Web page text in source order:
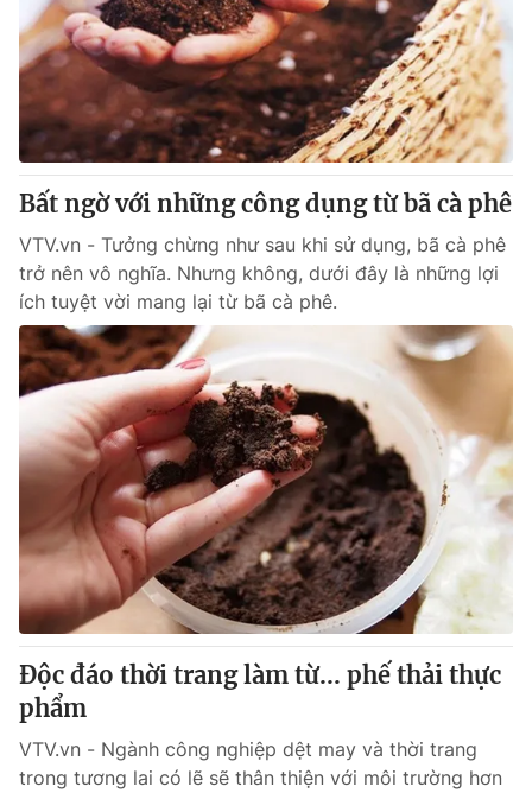
Bất ngờ với những công dụng từ bã cà phê
VTV.vn - Tưởng chừng như sau khi sử dụng, bã cà phê
trở nên vô nghĩa. Nhưng không, dưới đây là những lợi
ích tuyệt vời mang lại từ bã cà phê.
Độc đáo thời trang làm từ... phế thải thực
phẩm
VTV.vn - Ngành công nghiệp dệt may và thời trang
trong tương lai có lẽ sẽ thân thiện với môi trường hơn